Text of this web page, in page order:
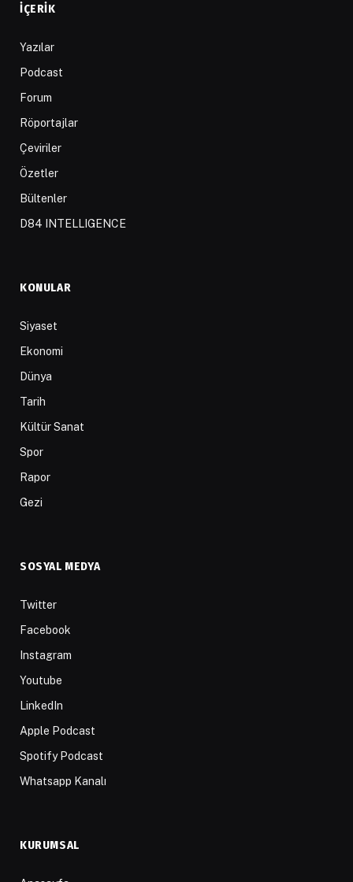
İÇERIK
Yazılar
Podcast
Forum
Röportajlar
Çeviriler
Özetler
Bültenler
D84 INTELLIGENCE
KONULAR
Siyaset
Ekonomi
Dünya
Tarih
Kültür Sanat
Spor
Rapor
Gezi
SOSYAL MEDYA
Twitter
Facebook
Instagram
Youtube
LinkedIn
Apple Podcast
Spotify Podcast
Whatsapp Kanalı
KURUMSAL